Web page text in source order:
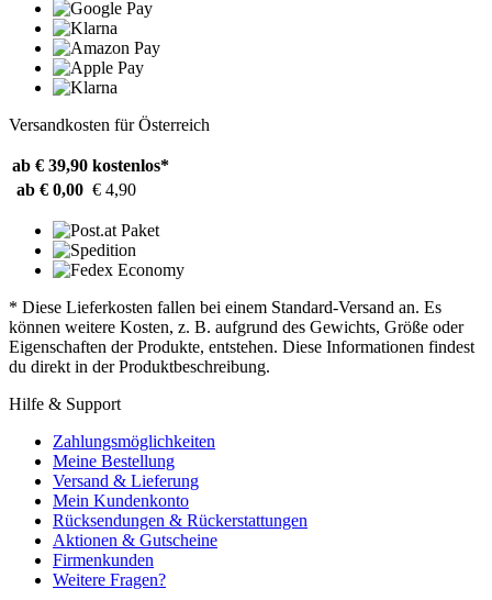
Versandkosten für Österreich
ab € 39,90 kostenlos*
ab € 0,00 € 4,90
* Diese Lieferkosten fallen bei einem Standard-Versand an. Es
können weitere Kosten, z. B. aufgrund des Gewichts, Größe oder
Eigenschaften der Produkte, entstehen. Diese Informationen findest
du direkt in der Produktbeschreibung.
Hilfe & Support
Zahlungsmöglichkeiten
Meine Bestellung
Versand & Lieferung
Mein Kundenkonto
Rücksendungen & Rückerstattungen
Aktionen & Gutscheine
Firmenkunden
Weitere Fragen?